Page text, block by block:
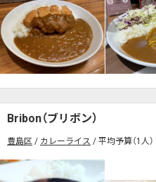
Bribon（ブリボン）
豊島区 カレーライス 平均予算（1人